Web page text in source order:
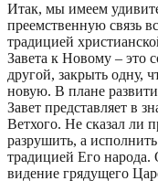
Итак, мы имеем
преемственную связь
традицией
Завета к Новому – это
другой, закрыть одну,
новую. В плане
Завет представляет в
Ветхого. Не сказал ли
разрушить, а
традицией Его народа.
видение грядущего